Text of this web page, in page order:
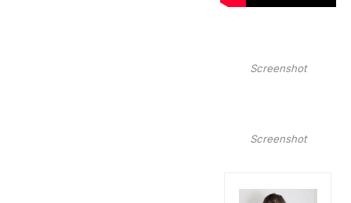
Screenshot
Screenshot